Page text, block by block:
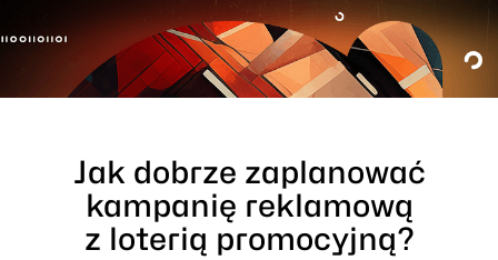
Jak dobrze zaplanować
kampanię reklamową
z loterią promocyjną?